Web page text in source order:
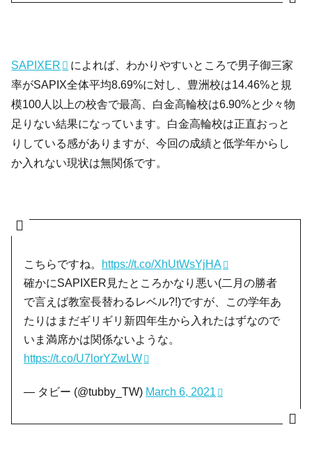
SAPIXER
によれば、わかりやすいところで男子御三家
率がSAPIX全体平均8.69%に対し、豊洲校は14.46%と規
模100人以上の校舎で最高、白金高輪校は6.90%と少々物
足りない結果になっています。白金高輪校は正直おっと
りしている感がありますが、今回の成績と低学年からし
か入れない現状は無関係です。
こちらですね。
https://t.co/XhUtWsYjHA
確かにSAPIXER見たところかなり悪い(二月の勝者
で言えば教室長替わるレベル?!)ですが、この学年あ
たりはまだギリギリ新四年生から入れたはずなので
いま満席かは関係ないような。
https://t.co/U7lorYZwLW
— タビー (@tubby_TW) March 6, 2021